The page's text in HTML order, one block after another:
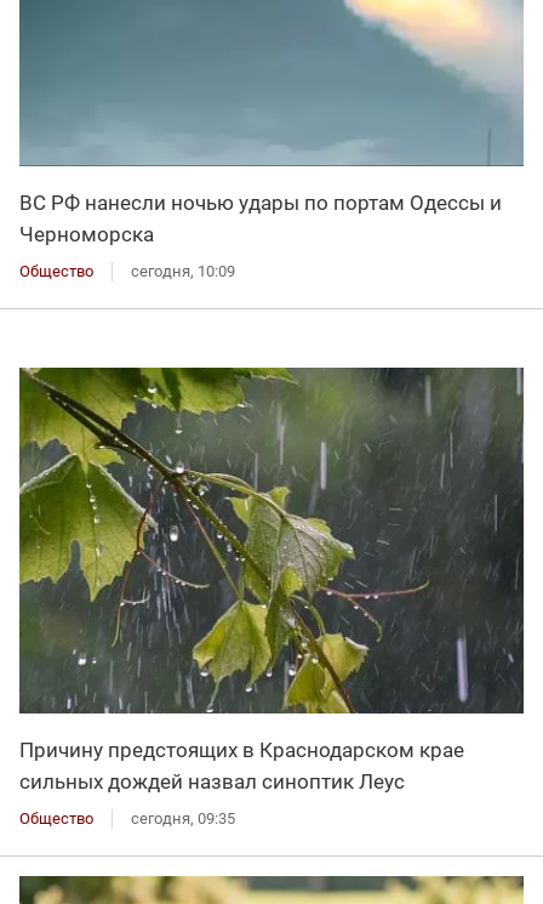
ВС РФ нанесли ночью удары по портам Одессы и
Черноморска
Общество сегодня, 10:09
Причину предстоящих в Краснодарском крае
сильных дождей назвал синоптик Леус
Общество сегодня, 09:35